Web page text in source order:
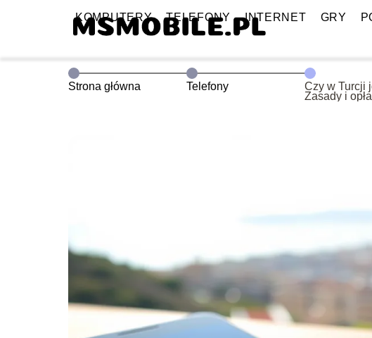
KOMPUTERY TELEFONY INTERNET GRY
Strona główna Telefony
Czy w Turcji
Zasady i